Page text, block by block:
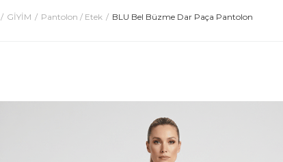
GİYİM Pantolon / Etek BLU Bel Büzme Dar Paça Pantolon